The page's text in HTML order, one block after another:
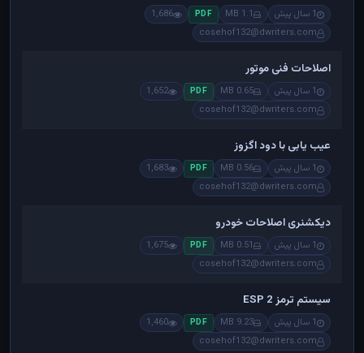
1 سال پیش 1.1 MB
PDF
1,686
cosehof132@dwriters.com
اصلاحات فنی موتور
1 سال پیش 0.65 MB
PDF
1,652
cosehof132@dwriters.com
عیب یابی با دود اگزوز
1 سال پیش 0.56 MB
PDF
1,683
cosehof132@dwriters.com
دیکشنری اصلاحات خودرو
1 سال پیش 0.51 MB
PDF
1,675
cosehof132@dwriters.com
سیستم ترمز ESP 2
1 سال پیش 9.23 MB
PDF
1,460
cosehof132@dwriters.com